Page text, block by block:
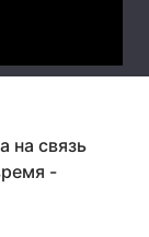
на связь
-